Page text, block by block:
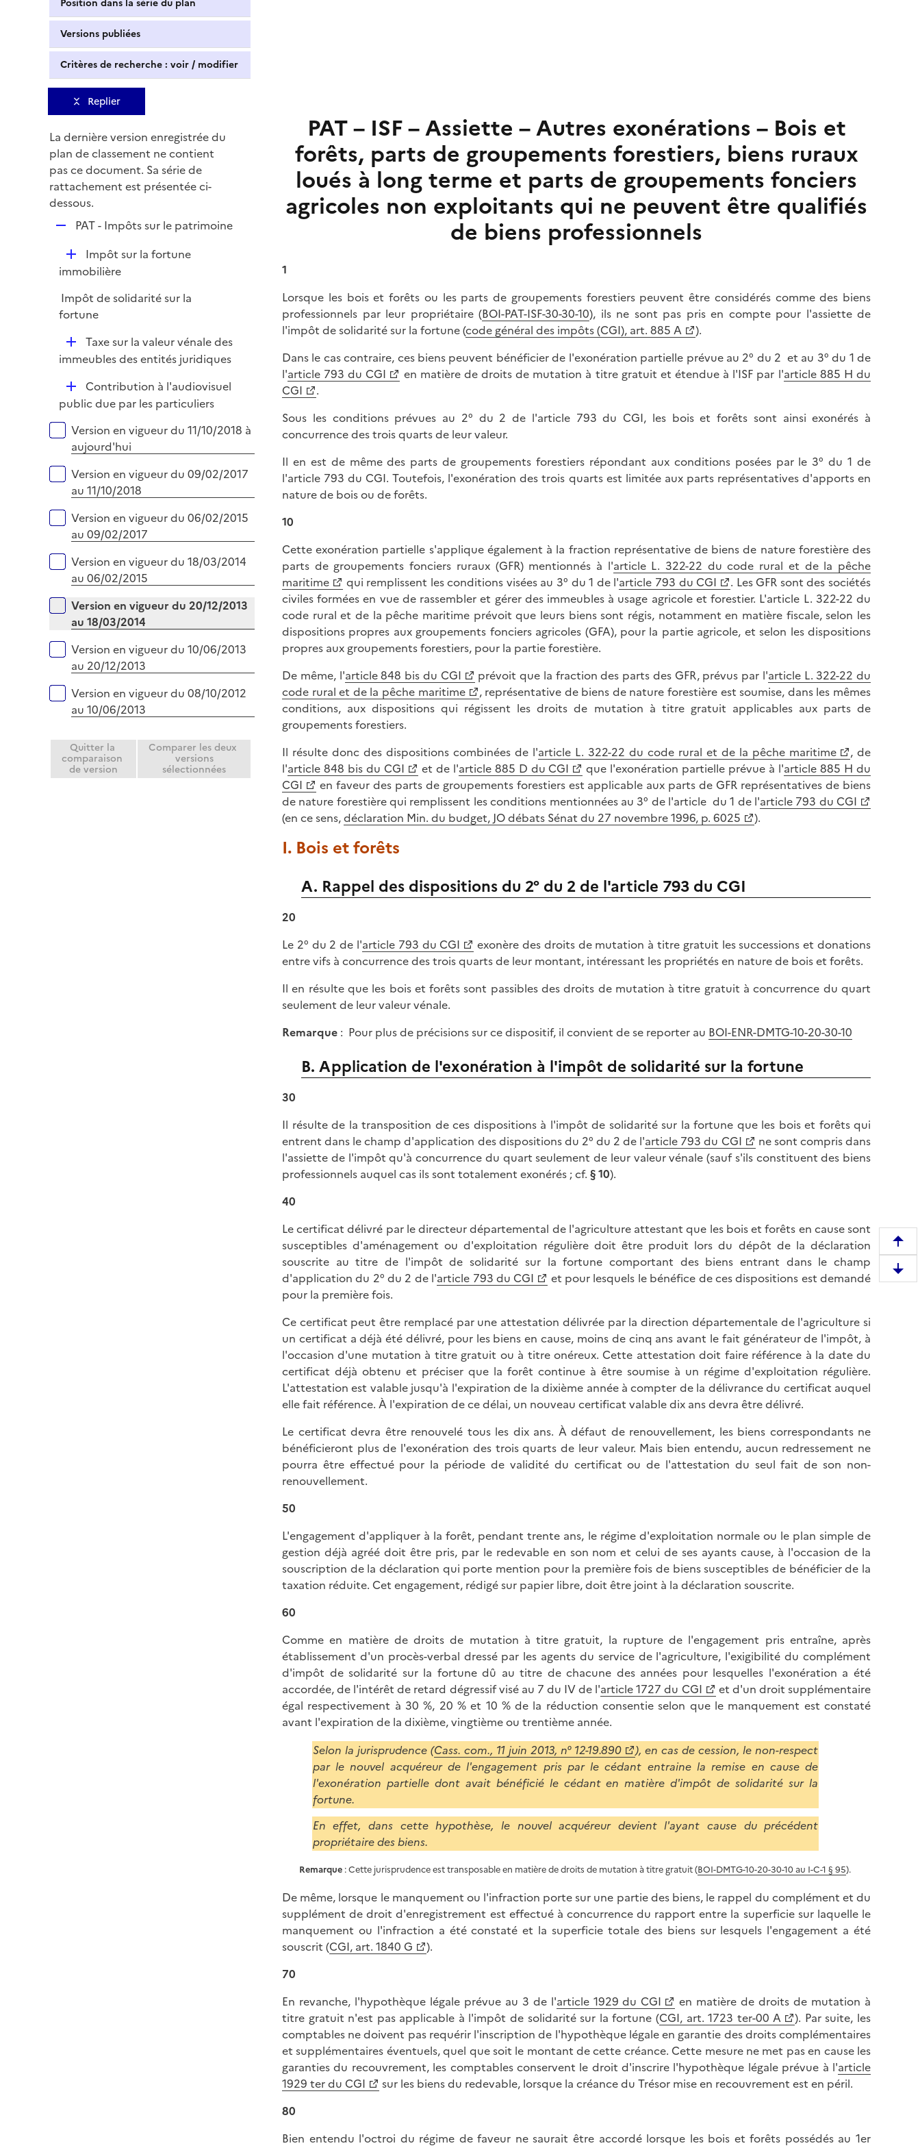
Position dans la série du plan
Versions publiées
Critères de recherche : voir / modifier
Replier
La dernière version enregistrée du
plan de classement ne contient
pas ce document. Sa série de
rattachement est présentée ci-
dessous.
p
l
e
r
PAT - Impôts sur le patrimoine
D
é
l
i
Impôt sur la fortune
immobilière
Impôt de solidarité sur la
fortune
D
é
i
e
r
Taxe sur la valeur vénale des
immeubles des entités juridiques
D
é
l
i
e
Contribution à l'audiovisuel
public due par les particuliers
Versions sur la période
Version en vigueur du 11/10/2018 à
aujourd'hui
Version en vigueur du 09/02/2017
au 11/10/2018
Version en vigueur du 06/02/2015
au 09/02/2017
Version en vigueur du 18/03/2014
au 06/02/2015
Version en vigueur du 20/12/2013
au 18/03/2014
Version en vigueur du 10/06/2013
au 20/12/2013
Version en vigueur du 08/10/2012
au 10/06/2013
Quitter la
comparaison
de version
Comparer les deux
versions
sélectionnées
PAT – ISF – Assiette – Autres exonérations – Bois et
forêts, parts de groupements forestiers, biens ruraux
loués à long terme et parts de groupements fonciers
agricoles non exploitants qui ne peuvent être qualifiés
de biens professionnels
1
Lorsque les bois et forêts ou les parts de groupements forestiers peuvent être considérés comme des biens
professionnels par leur propriétaire (BOI-PAT-ISF-30-30-10), ils ne sont pas pris en compte pour l'assiette de
l'impôt de solidarité sur la fortune (code général des impôts (CGI), art. 885 A
).
Dans le cas contraire, ces biens peuvent bénéficier de l'exonération partielle prévue au 2° du 2 et au 3° du 1 de
l'article 793 du CGI en matière de droits de mutation à titre gratuit et étendue à l'ISF par l'article 885 H du
CGI
.
Sous les conditions prévues au 2° du 2 de l'article 793 du CGI, les bois et forêts sont ainsi exonérés à
concurrence des trois quarts de leur valeur.
Il en est de même des parts de groupements forestiers répondant aux conditions posées par le 3° du 1 de
l'article 793 du CGI. Toutefois, l'exonération des trois quarts est limitée aux parts représentatives d'apports en
nature de bois ou de forêts.
10
Cette exonération partielle s'applique également à la fraction représentative de biens de nature forestière des
parts de groupements fonciers ruraux (GFR) mentionnés à l'article L. 322-22 du code rural et de la pêche
maritime
qui remplissent les conditions visées au 3° du 1 de l'article 793 du CGI
. Les GFR sont des sociétés
civiles formées en vue de rassembler et gérer des immeubles à usage agricole et forestier. L'article L. 322-22 du
code rural et de la pêche maritime prévoit que leurs biens sont régis, notamment en matière fiscale, selon les
dispositions propres aux groupements fonciers agricoles (GFA), pour la partie agricole, et selon les dispositions
propres aux groupements forestiers, pour la partie forestière.
De même, l'article 848 bis du CGI prévoit que la fraction des parts des GFR, prévus par l'article L. 322-22 du
code rural et de la pêche maritime
, représentative de biens de nature forestière est soumise, dans les mêmes
conditions, aux dispositions qui régissent les droits de mutation à titre gratuit applicables aux parts de
groupements forestiers.
Il résulte donc des dispositions combinées de l'article L. 322-22 du code rural et de la pêche maritime
, de
l'article 848 bis du CGI et de l'article 885 D du CGI que l'exonération partielle prévue à l'article 885 H du
CGI
en faveur des parts de groupements forestiers est applicable aux parts de GFR représentatives de biens
de nature forestière qui remplissent les conditions mentionnées au 3° de l'article du 1 de l'article 793 du CGI
(en ce sens,déclaration Min. du budget, JO débats Sénat du 27 novembre 1996, p. 6025 ).
I. Bois et forêts
A. Rappel des dispositions du 2° du 2 de l'article 793 du CGI
20
Le 2° du 2 de l'article 793 du CGI
exonère des droits de mutation à titre gratuit les successions et donations
entre vifs à concurrence des trois quarts de leur montant, intéressant les propriétés en nature de bois et forêts.
Il en résulte que les bois et forêts sont passibles des droits de mutation à titre gratuit à concurrence du quart
seulement de leur valeur vénale.
Remarque : Pour plus de précisions sur ce dispositif, il convient de se reporter au BOI-ENR-DMTG-10-20-30-10
B. Application de l'exonération à l'impôt de solidarité sur la fortune
30
Il résulte de la transposition de ces dispositions à l'impôt de solidarité sur la fortune que les bois et forêts qui
entrent dans le champ d'application des dispositions du 2° du 2 de l'article 793 du CGI
ne sont compris dans
l'assiette de l'impôt qu'à concurrence du quart seulement de leur valeur vénale (sauf s'ils constituent des biens
professionnels auquel cas ils sont totalement exonérés ; cf. § 10).
40
Le certificat délivré par le directeur départemental de l'agriculture attestant que les bois et forêts en cause sont
susceptibles d'aménagement ou d'exploitation régulière doit être produit lors du dépôt de la déclaration
souscrite au titre de l'impôt de solidarité sur la fortune comportant des biens entrant dans le champ
d'application du 2° du 2 de l'article 793 du CGI
et pour lesquels le bénéfice de ces dispositions est demandé
pour la première fois.
Ce certificat peut être remplacé par une attestation délivrée par la direction départementale de l'agriculture si
un certificat a déjà été délivré, pour les biens en cause, moins de cinq ans avant le fait générateur de l'impôt, à
l'occasion d'une mutation à titre gratuit ou à titre onéreux. Cette attestation doit faire référence à la date du
certificat déjà obtenu et préciser que la forêt continue à être soumise à un régime d'exploitation régulière.
L'attestation est valable jusqu'à l'expiration de la dixième année à compter de la délivrance du certificat auquel
elle fait référence. À l'expiration de ce délai, un nouveau certificat valable dix ans devra être délivré.
Le certificat devra être renouvelé tous les dix ans. À défaut de renouvellement, les biens correspondants ne
bénéficieront plus de l'exonération des trois quarts de leur valeur. Mais bien entendu, aucun redressement ne
pourra être effectué pour la période de validité du certificat ou de l'attestation du seul fait de son non-
renouvellement.
50
L'engagement d'appliquer à la forêt, pendant trente ans, le régime d'exploitation normale ou le plan simple de
gestion déjà agréé doit être pris, par le redevable en son nom et celui de ses ayants cause, à l'occasion de la
souscription de la déclaration qui porte mention pour la première fois de biens susceptibles de bénéficier de la
taxation réduite. Cet engagement, rédigé sur papier libre, doit être joint à la déclaration souscrite.
60
Comme en matière de droits de mutation à titre gratuit, la rupture de l'engagement pris entraîne, après
établissement d'un procès-verbal dressé par les agents du service de l'agriculture, l'exigibilité du complément
d'impôt de solidarité sur la fortune dû au titre de chacune des années pour lesquelles l'exonération a été
accordée, de l'intérêt de retard dégressif visé au 7 du IV de l'article 1727 du CGI
et d'un droit supplémentaire
égal respectivement à 30 %, 20 % et 10 % de la réduction consentie selon que le manquement est constaté
avant l'expiration de la dixième, vingtième ou trentième année.
Selon la jurisprudence (Cass. com., 11 juin 2013, n° 12-19.890
), en cas de cession, le non-respect
par le nouvel acquéreur de l'engagement pris par le cédant entraine la remise en cause de
l'exonération partielle dont avait bénéficié le cédant en matière d'impôt de solidarité sur la
fortune.
En effet, dans cette hypothèse, le nouvel acquéreur devient l'ayant cause du précédent
propriétaire des biens.
Remarque: Cette jurisprudence est transposable en matière de droits de mutation à titre gratuit (BOI-DMTG-10-20-30-10 au I-C-1 § 95).
De même, lorsque le manquement ou l'infraction porte sur une partie des biens, le rappel du complément et du
supplément de droit d'enregistrement est effectué à concurrence du rapport entre la superficie sur laquelle le
manquement ou l'infraction a été constaté et la superficie totale des biens sur lesquels l'engagement a été
souscrit (CGI, art. 1840 G
).
70
En revanche, l'hypothèque légale prévue au 3 de l'article 1929 du CGI
en matière de droits de mutation à
titre gratuit n'est pas applicable à l'impôt de solidarité sur la fortune (CGI, art. 1723 ter-00 A
). Par suite, les
comptables ne doivent pas requérir l'inscription de l'hypothèque légale en garantie des droits complémentaires
et supplémentaires éventuels, quel que soit le montant de cette créance. Cette mesure ne met pas en cause les
garanties du recouvrement, les comptables conservent le droit d'inscrire l'hypothèque légale prévue à l'article
1929 ter du CGI
sur les biens du redevable, lorsque la créance du Trésor mise en recouvrement est en péril.
80
Bien entendu l'octroi du régime de faveur ne saurait être accordé lorsque les bois et forêts possédés au 1er
e
m
D